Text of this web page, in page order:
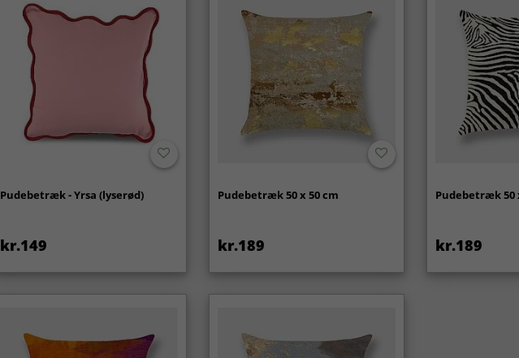
Pudebetræk - Yrsa (lyserød)
kr.149
Pudebetræk 50 x 50 cm
kr.189
Pudebetræk 50
kr.189